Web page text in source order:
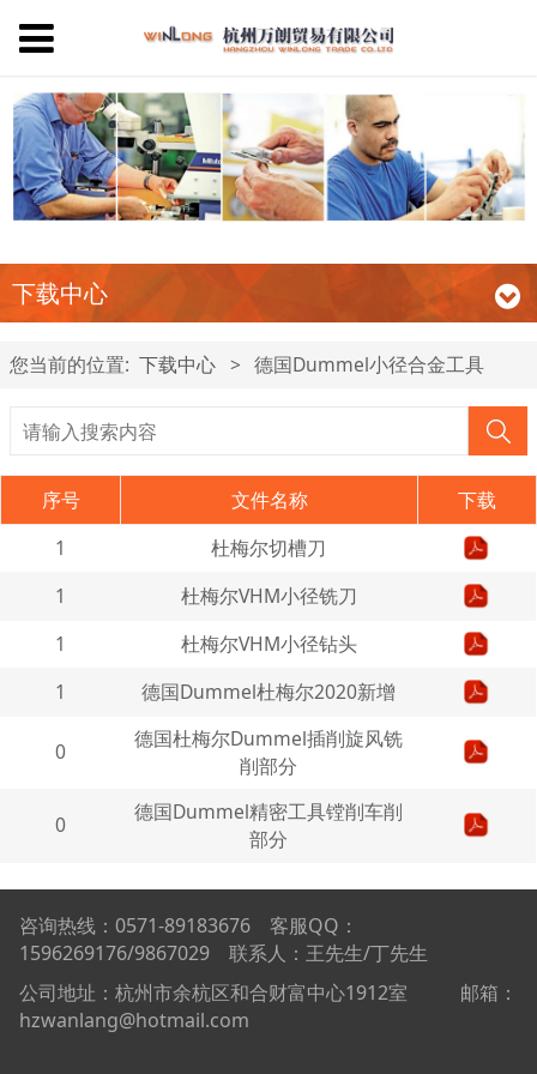
下载中心
您当前的位置: 下载中心 > 德国Dummel小径合金工具
序号 文件名称 下载
1
杜梅尔切槽刀
1
杜梅尔VHM小径铣刀
1
杜梅尔VHM小径钻头
1
德国Dummel杜梅尔2020新增
0
德国杜梅尔Dummel插削旋风铣
削部分
0
德国Dummel精密工具镗削车削
部分
咨询热线：0571-89183676 客服QQ：
1596269176/9867029 联系人：王先生/丁先生
公司地址：杭州市余杭区和合财富中心1912室 邮箱：
hzwanlang@hotmail.com